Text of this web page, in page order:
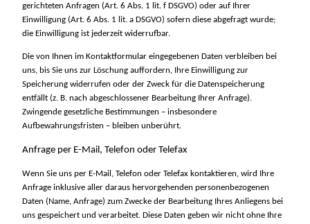
gerichteten Anfragen (Art. 6 Abs. 1 lit. f DSGVO) oder auf Ihrer
Einwilligung (Art. 6 Abs. 1 lit. a DSGVO) sofern diese abgefragt wurde;
die Einwilligung ist jederzeit widerrufbar.
Die von Ihnen im Kontaktformular eingegebenen Daten verbleiben bei
uns, bis Sie uns zur Löschung auffordern, Ihre Einwilligung zur
Speicherung widerrufen oder der Zweck für die Datenspeicherung
entfällt (z. B. nach abgeschlossener Bearbeitung Ihrer Anfrage).
Zwingende gesetzliche Bestimmungen – insbesondere
Aufbewahrungsfristen – bleiben unberührt.
Anfrage per E-Mail, Telefon oder Telefax
Wenn Sie uns per E-Mail, Telefon oder Telefax kontaktieren, wird Ihre
Anfrage inklusive aller daraus hervorgehenden personenbezogenen
Daten (Name, Anfrage) zum Zwecke der Bearbeitung Ihres Anliegens bei
uns gespeichert und verarbeitet. Diese Daten geben wir nicht ohne Ihre